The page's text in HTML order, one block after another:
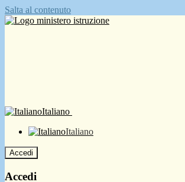
Salta al contenuto
Italiano
Italiano
Accedi
Accedi